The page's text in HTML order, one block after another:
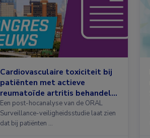
Cardiovasculaire toxiciteit bij
patiënten met actieve
reumatoïde artritis behandeld
met tofacitinib of TNF-
remmers
Een post-hocanalyse van de ORAL
Surveillance-veiligheidsstudie laat zien
dat bij patiënten …